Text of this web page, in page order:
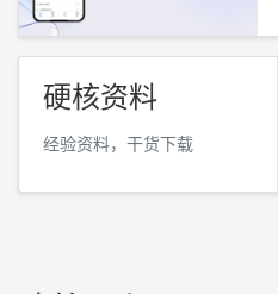
硬核资料
经验资料，干货下载